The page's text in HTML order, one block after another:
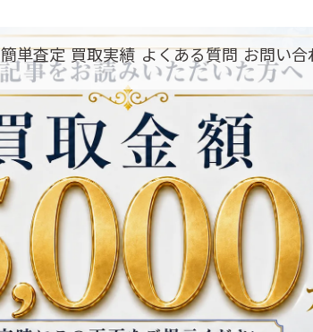
簡単査定 買取実績 よくある質問 お問い合